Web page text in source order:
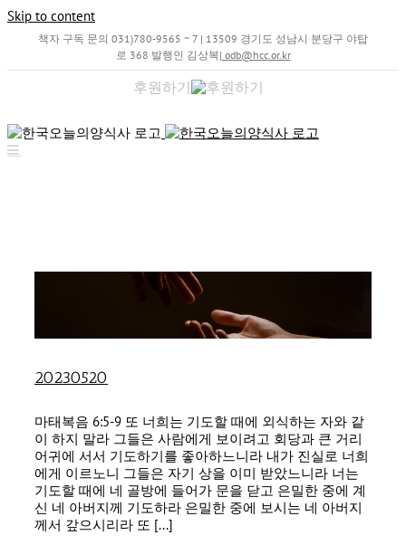
Skip to content
책자 구독 문의 031)780-9565 ~ 7 | 13509 경기도 성남시 분당구 야탑
로 368 발행인 김상복| odb@hcc.or.kr
후원하기
20230520
마태복음 6:5-9 또 너희는 기도할 때에 외식하는 자와 같
이 하지 말라 그들은 사람에게 보이려고 회당과 큰 거리
어귀에 서서 기도하기를 좋아하느니라 내가 진실로 너희
에게 이르노니 그들은 자기 상을 이미 받았느니라 너는
기도할 때에 네 골방에 들어가 문을 닫고 은밀한 중에 계
신 네 아버지께 기도하라 은밀한 중에 보시는 네 아버지
께서 갚으시리라 또 [...]